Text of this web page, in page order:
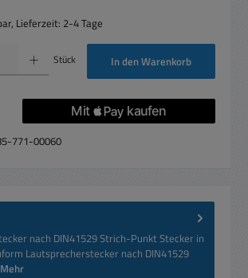
Lieferzeit: 2-4 Tage
den gewünschten Wert ein oder benutze die Schaltflächen um
Stück In den Warenkorb
771-00060
nach DIN41529 Strich-Punkt Stecker in
Lautsprecherstecker nach DIN41529
Mehr